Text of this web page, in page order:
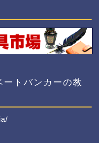
トバンカーの教